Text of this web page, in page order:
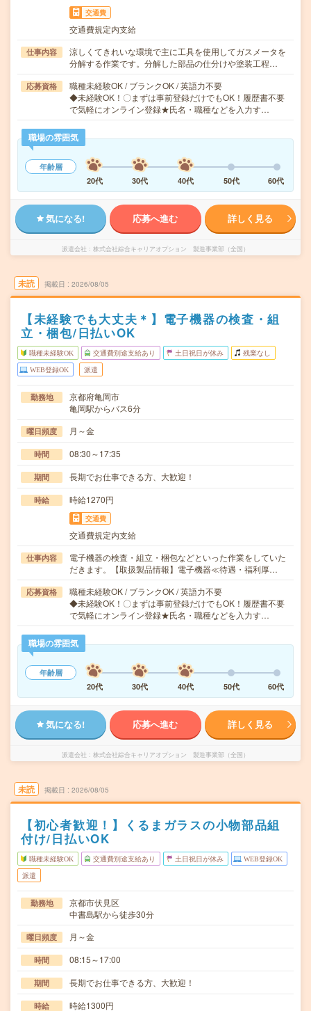
交通費
交通費規定内支給
仕事内容
涼しくてきれいな環境で主に工具を使用してガスメータを
分解する作業です。分解した部品の仕分けや塗装工程…
応募資格
職種未経験OK / ブランクOK / 英語力不要
◆未経験OK！〇まずは事前登録だけでもOK！履歴書不要
で気軽にオンライン登録★氏名・職種などを入力す…
職場の雰囲気
年齢層
20代
30代 40代 50代 60代
気になる! 応募へ進む 詳しく見る
派遣会社 株式会社綜合キャリアオプション 製造事業部（全国）
未読 掲載日 2026/08/05
【未経験でも大丈夫＊】電子機器の検査・組
立・梱包/日払いOK
職種未経験OK 交通費別途支給あり 土日祝日が休み 残業なし
WEB登録OK 派遣
勤務地
京都府亀岡市
亀岡駅からバス6分
曜日頻度 月～金
時間 08:30～17:35
期間 長期でお仕事できる方、大歓迎！
時給 時給1270円
交通費
交通費規定内支給
仕事内容
電子機器の検査・組立・梱包などといった作業をしていた
だきます。【取扱製品情報】電子機器≪待遇・福利厚…
応募資格
職種未経験OK / ブランクOK / 英語力不要
◆未経験OK！〇まずは事前登録だけでもOK！履歴書不要
で気軽にオンライン登録★氏名・職種などを入力す…
職場の雰囲気
年齢層
20代
30代 40代 50代 60代
気になる! 応募へ進む 詳しく見る
派遣会社 株式会社綜合キャリアオプション 製造事業部（全国）
未読 掲載日 2026/08/05
【初心者歓迎！】くるまガラスの小物部品組
付け/日払いOK
職種未経験OK 交通費別途支給あり 土日祝日が休み WEB登録OK
派遣
勤務地
京都市伏見区
中書島駅から徒歩30分
曜日頻度 月～金
時間 08:15～17:00
期間 長期でお仕事できる方、大歓迎！
時給 時給1300円